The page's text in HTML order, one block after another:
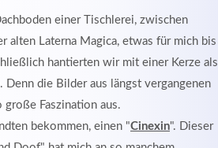
einer Tischlerei, zwischen
alten Laterna Magica, etwas für mich bis
hantierten wir mit einer Kerze als
Denn die Bilder aus längst vergangenen
Faszination aus.
bekommen, einen "Cinexin". Dieser